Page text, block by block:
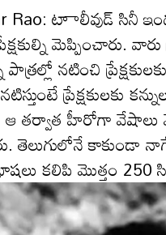
Rao: టాాలీవుడ్ సినీ
మెప్పించారు.
నటించి
ప్రేక్షకులకు
ఆ తర్వాత హీరోగా
తెలుగులోనే కాకుండా
కలిపి మొత్తం